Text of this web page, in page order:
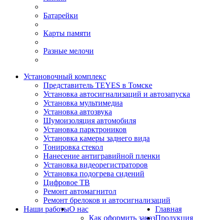
Батарейки
Карты памяти
Разные мелочи
Установочный комплекс
Представитель TEYES в Томске
Установка автосигнализаций и автозапуска
Установка мультимедиа
Установка автозвука
Шумоизоляция автомобиля
Установка парктроников
Установка камеры заднего вида
Тонировка стекол
Нанесение антигравийной пленки
Установка видеорегистраторов
Установка подогрева сидений
Цифровое ТВ
Ремонт автомагнитол
Ремонт брелоков и автосигнализаций
Наши работыО нас
Как оформить заказ
Главная
Продукция